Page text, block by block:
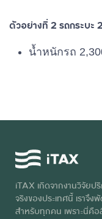
3,501 –
4,001 –
4,501 –
ตัวอย่างที่ 2 รถกระบะ
น้ำหนักรถ
iTAX เกิดจากงานวิจัยป
จริงของประเทศนี้ เราจึ
สำหรับทุกคน เพราะนี่คื